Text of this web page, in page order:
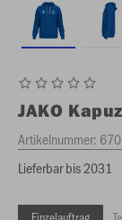
JAKO
Artikelnummer:
Lieferbar bis 2031